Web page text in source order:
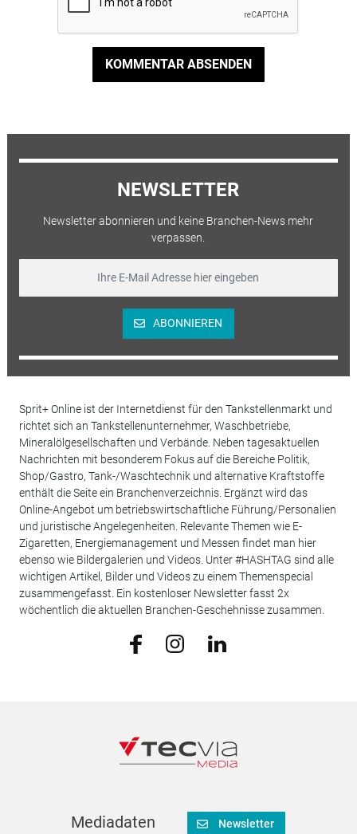
KOMMENTAR ABSENDEN
NEWSLETTER
Newsletter abonnieren und keine Branchen-News mehr
verpassen.
ABONNIEREN
Sprit+ Online ist der Internetdienst für den Tankstellenmarkt und
richtet sich an Tankstellenunternehmer, Waschbetriebe,
Mineralölgesellschaften und Verbände. Neben tagesaktuellen
Nachrichten mit besonderem Fokus auf die Bereiche Politik,
Shop/Gastro, Tank-/Waschtechnik und alternative Kraftstoffe
enthält die Seite ein Branchenverzeichnis. Ergänzt wird das
Online-Angebot um betriebswirtschaftliche Führung/Personalien
und juristische Angelegenheiten. Relevante Themen wie E-
Zigaretten, Energiemanagement und Messen findet man hier
ebenso wie Bildergalerien und Videos. Unter #HASHTAG sind alle
wichtigen Artikel, Bilder und Videos zu einem Themenspecial
zusammengefasst. Ein kostenloser Newsletter fasst 2x
wöchentlich die aktuellen Branchen-Geschehnisse zusammen.
Mediadaten Newsletter